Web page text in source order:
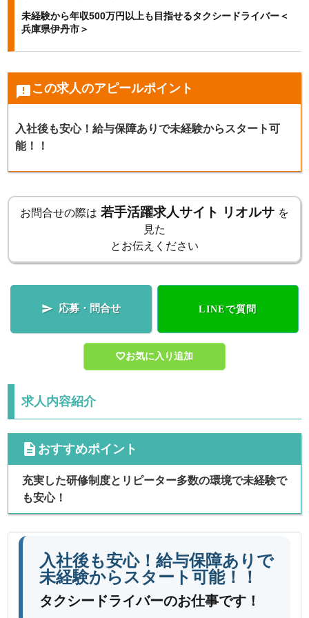
未経験から年収500万円以上も目指せるタクシードライバー＜
兵庫県伊丹市＞
announcement この求人のアピールポイント
入社後も安心！給与保障ありで未経験からスタート可
能！！
お問合せの際は 若手活躍求人サイト リオルサ を
見た
とお伝えください
 応募・問合せ LINEで質問
お気に入り追加
求人内容紹介
cdescription おすすめポイント
充実した研修制度とリピーター多数の環境で未経験で
も安心！
入社後も安心！給与保障ありで
未経験からスタート可能！！
タクシードライバーのお仕事です！